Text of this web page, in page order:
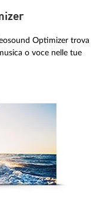
Optimizer trova
o voce nelle tue